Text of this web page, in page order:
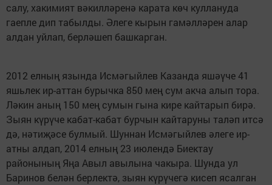
салу, хакимият вәкилләренә карата көч куллануда
гаепле дип табылды. Әлеге кырын гамәлләрен алар
алдан уйлап, берләшеп башкарган.
2012 елның язында Исмәгыйлев Казанда яшәүче 41
яшьлек ир-аттан бурычка 850 мең сум акча алып тора.
Ләкин аның 150 мең сумын гына кире кайтарып бирә.
Зыян күрүче кабат-кабат бурчын кайтаруны таләп итсә
дә, нәтиҗәсе булмый. Шуннан Исмәгыйлев әлеге ир-
атны алдап, 2014 елның 23 июлендә Биектау
районының Яңа Авыл авылына чакыра. Шунда ул
Баринов белән берлектә, зыян күрүчегә кисеп ясалган